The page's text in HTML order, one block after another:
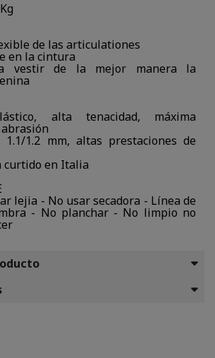
de las articulationes
en la cintura
vestir de la mejor manera la
alta tenacidad, máxima
1.2 mm, altas prestaciones de
curtido en Italia
lejia - No usar secadora - Línea de
- No planchar - No limpio no